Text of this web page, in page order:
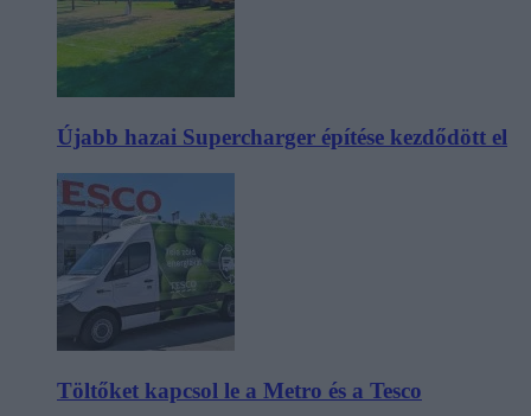
Újabb hazai Supercharger építése kezdődött el
Töltőket kapcsol le a Metro és a Tesco